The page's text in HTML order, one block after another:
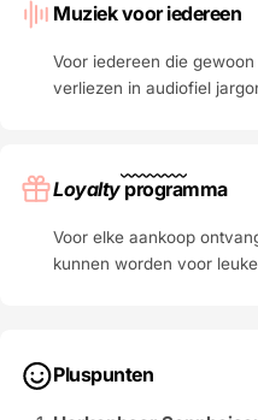
Muziek voor iedereen
Voor iedereen die
verliezen in audiofiel
Loyaltyprogramma
Voor elke aankoop
kunnen worden voor
Pluspunten